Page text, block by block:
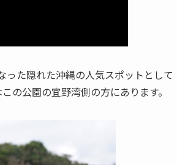
た隠れた沖縄の人気スポットとして
の公園の宜野湾側の方にあります。